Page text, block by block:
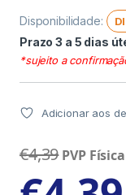
Disponibilidade:
Prazo 3 a 5 dias
*sujeito a
Adicionar aos
€4,39 PVP Física